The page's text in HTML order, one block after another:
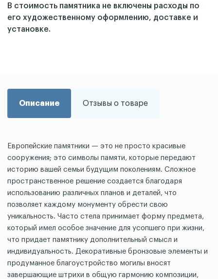
В стоимость памятника не включены расходы по
его художественному оформлению, доставке и
установке.
Описание Отзывы о товаре
Европейские памятники — это не просто красивые
сооружения; это символы памяти, которые передают
историю вашей семьи будущим поколениям. Сложное
пространственное решение создается благодаря
использованию различных планов и деталей, что
позволяет каждому монументу обрести свою
уникальность. Часто стела принимает форму предмета,
который имел особое значение для усопшего при жизни,
что придает памятнику дополнительный смысл и
индивидуальность. Декоративные бронзовые элементы и
продуманное благоустройство могилы вносят
завершающие штрихи в общую гармонию композиции,